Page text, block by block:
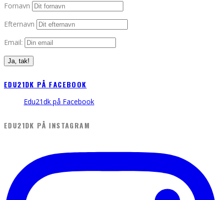
Fornavn
Efternavn
Email:
EDU21DK PÅ FACEBOOK
Edu21dk på Facebook
EDU21DK PÅ INSTAGRAM